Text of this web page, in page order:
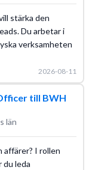
stärka den
Du arbetar i
verksamheten
2026-08-11
till BWH
län
affärer? I rollen
du leda